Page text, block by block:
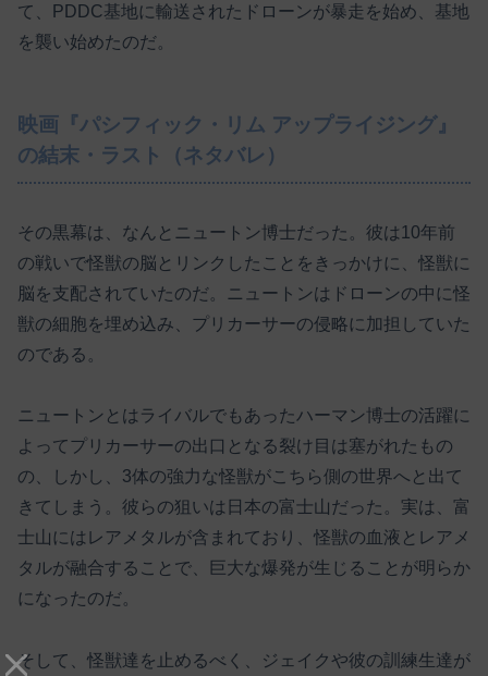
て、PDDC基地に輸送されたドローンが暴走を始め、基地
を襲い始めたのだ。
映画『パシフィック・リム アップライジング』
の結末・ラスト（ネタバレ）
その黒幕は、なんとニュートン博士だった。彼は10年前
の戦いで怪獣の脳とリンクしたことをきっかけに、怪獣に
脳を支配されていたのだ。ニュートンはドローンの中に怪
獣の細胞を埋め込み、プリカーサーの侵略に加担していた
のである。
ニュートンとはライバルでもあったハーマン博士の活躍に
よってプリカーサーの出口となる裂け目は塞がれたもの
の、しかし、3体の強力な怪獣がこちら側の世界へと出て
きてしまう。彼らの狙いは日本の富士山だった。実は、富
士山にはレアメタルが含まれており、怪獣の血液とレアメ
タルが融合することで、巨大な爆発が生じることが明らか
になったのだ。
そして、怪獣達を止めるべく、ジェイクや彼の訓練生達が